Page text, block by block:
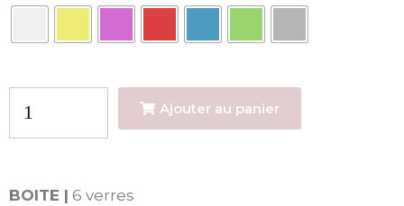
Ajouter au panier
BOITE | 6 verres